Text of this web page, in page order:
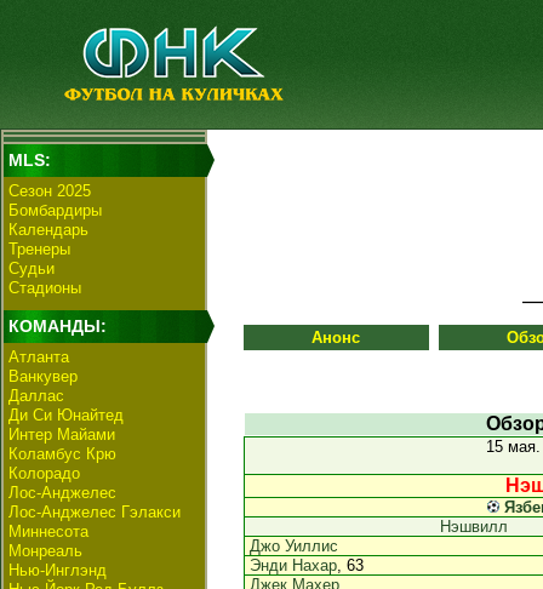
MLS:
Сезон 2025
Бомбардиры
Календарь
Тренеры
Судьи
Стадионы
КОМАНДЫ:
Атланта
Ванкувер
Даллас
Ди Си Юнайтед
Интер Майами
Коламбус Крю
Колорадо
Лос-Анджелес
Лос-Анджелес Гэлакси
Миннесота
Монреаль
Нью-Инглэнд
Анонс
15
Нэшвилл
Джо Уиллис
Энди Нахар, 63
Джек Махер